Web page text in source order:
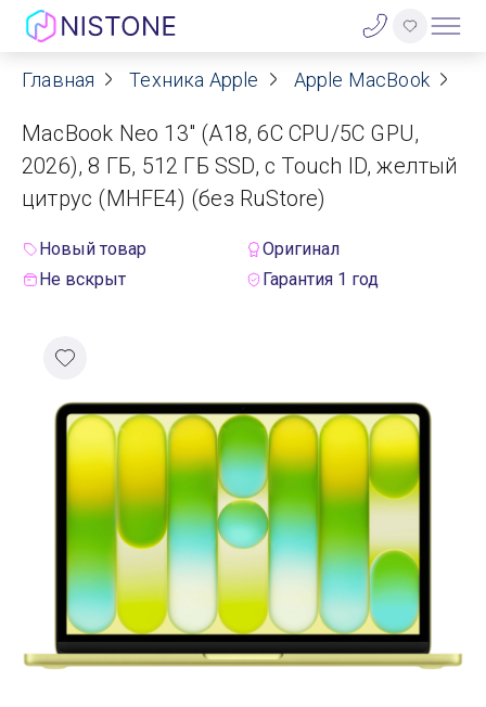
Акции
О нас
Блог
Договор оферты
Гарантия
Оплата
Доставка
Самовывоз
Trade-In
Главная Техника Apple Apple MacBook
MacBook Neo 13" (A18, 6C СPU/5С GPU,
2026), 8 ГБ, 512 ГБ SSD, с Touch ID, желтый
цитрус (MHFE4) (без RuStore)
Новый товар
Оригинал
Не вскрыт
Гарантия 1 год